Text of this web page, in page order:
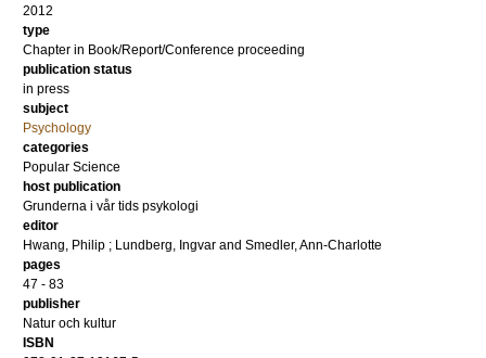
2012
type
Chapter in Book/Report/Conference proceeding
publication status
in press
subject
Psychology
categories
Popular Science
host publication
Grunderna i vår tids psykologi
editor
Hwang, Philip ; Lundberg, Ingvar and Smedler, Ann-Charlotte
pages
47 - 83
publisher
Natur och kultur
ISBN